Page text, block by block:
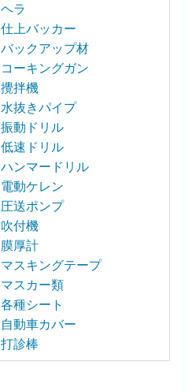
ヘラ
仕上バッカー
バックアップ材
コーキングガン
攪拌機
水抜きパイプ
振動ドリル
低速ドリル
ハンマードリル
電動ケレン
圧送ポンプ
吹付機
膜厚計
マスキングテープ
マスカー類
各種シート
自動車カバー
打診棒